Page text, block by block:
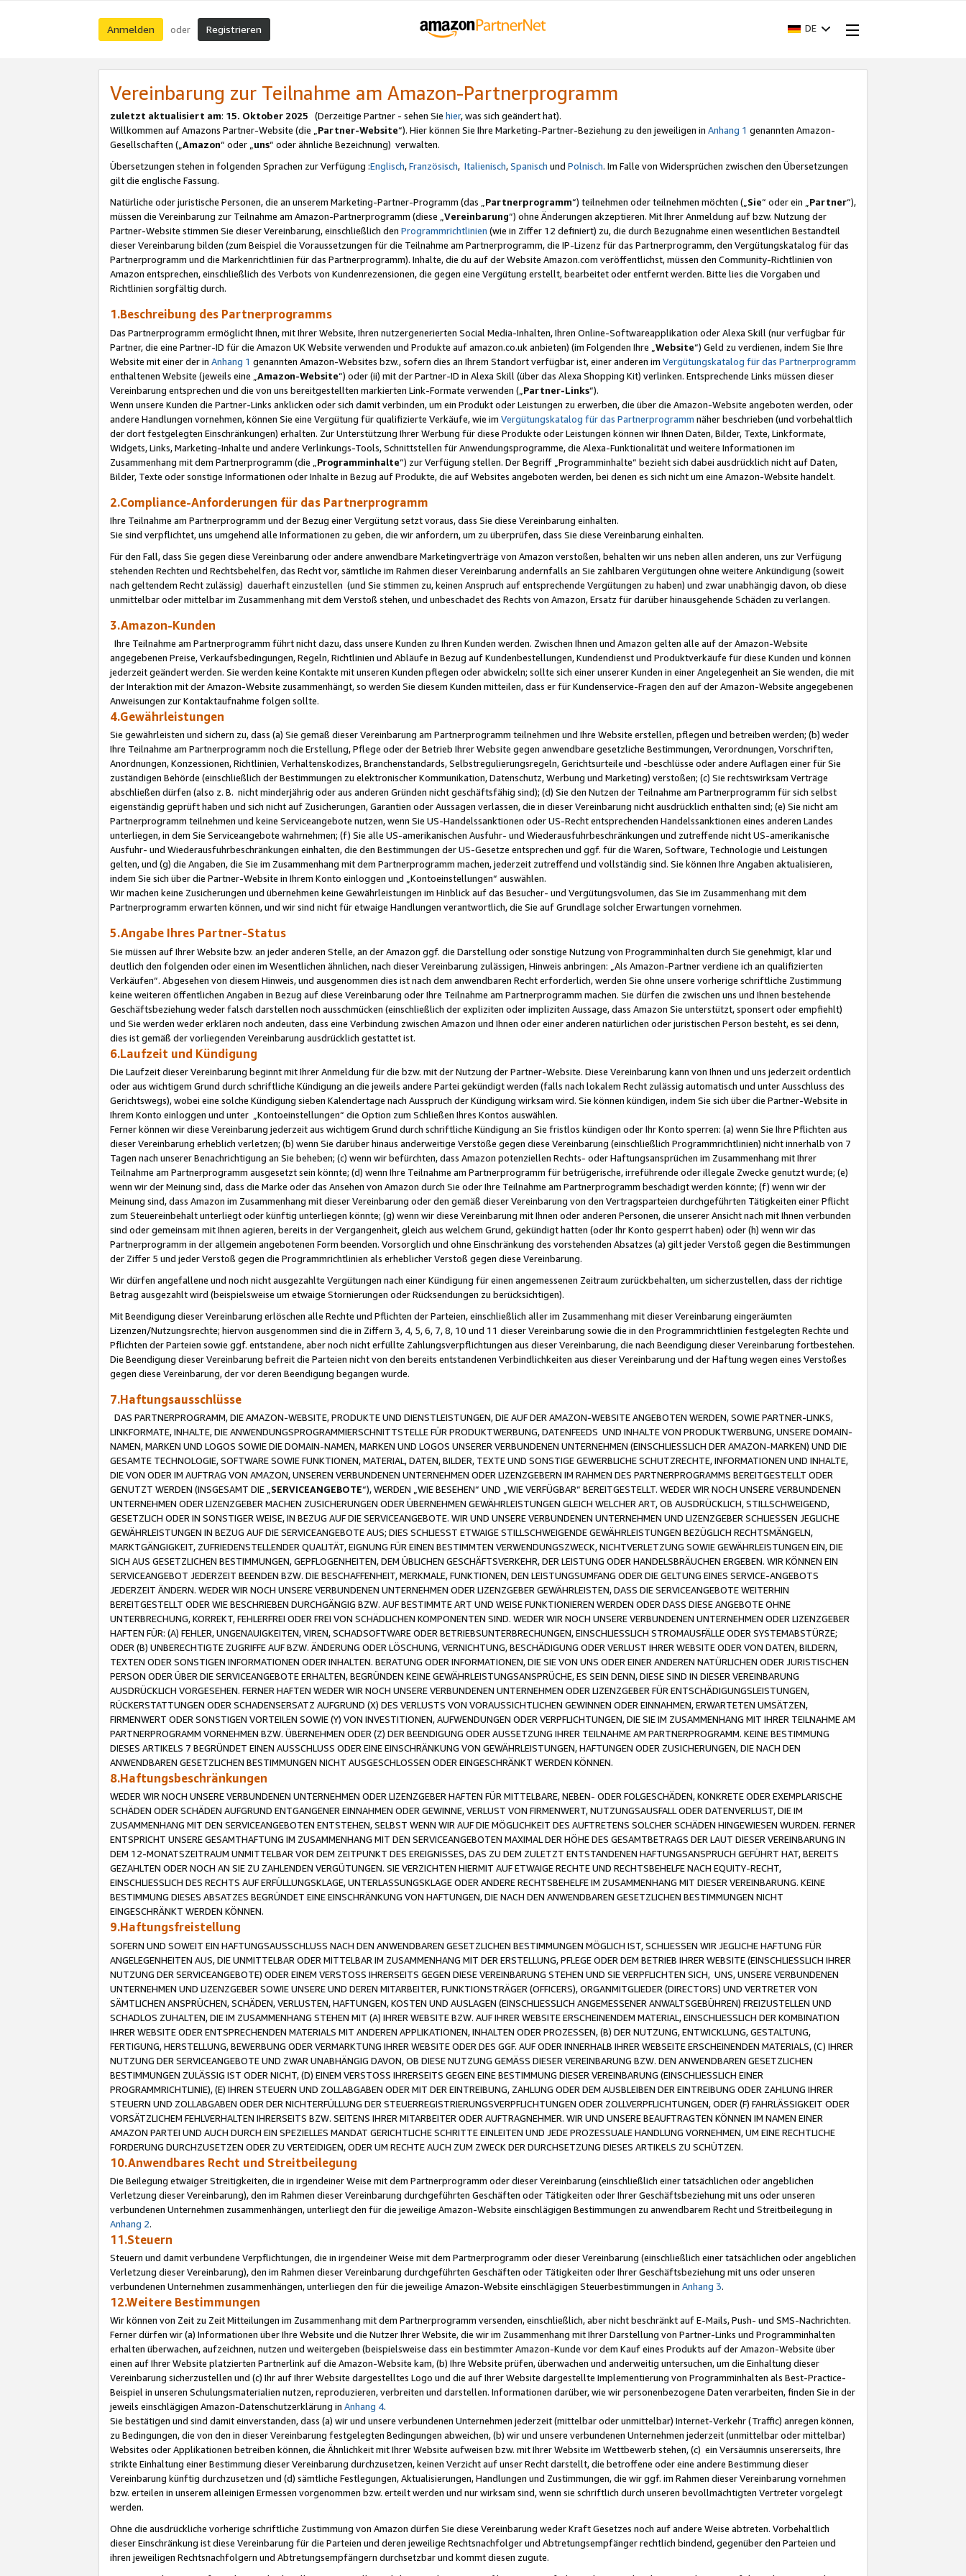
Anmelden oder Registrieren DE
Vereinbarung zur Teilnahme am Amazon-Partnerprogramm
zuletzt aktualisiert am: 15. Oktober 2025 (Derzeitige Partner - sehen Sie hier, was sich geändert hat).
Willkommen auf Amazons Partner-Website (die „Partner-Website“). Hier können Sie Ihre Marketing-Partner-Beziehung zu den jeweiligen in Anhang 1 genannten Amazon-
Gesellschaften („Amazon“ oder „uns“ oder ähnliche Bezeichnung) verwalten.
Übersetzungen stehen in folgenden Sprachen zur Verfügung :Englisch,Französisch, Italienisch,Spanisch und Polnisch. Im Falle von Widersprüchen zwischen den Übersetzungen
gilt die englische Fassung.
Natürliche oder juristische Personen, die an unserem Marketing-Partner-Programm (das „Partnerprogramm“) teilnehmen oder teilnehmen möchten („Sie“ oder ein „Partner“),
müssen die Vereinbarung zur Teilnahme am Amazon-Partnerprogramm (diese „Vereinbarung“) ohne Änderungen akzeptieren. Mit Ihrer Anmeldung auf bzw. Nutzung der
Partner-Website stimmen Sie dieser Vereinbarung, einschließlich den Programmrichtlinien (wie in Ziffer 12 definiert) zu, die durch Bezugnahme einen wesentlichen Bestandteil
dieser Vereinbarung bilden (zum Beispiel die Voraussetzungen für die Teilnahme am Partnerprogramm, die IP-Lizenz für das Partnerprogramm, den Vergütungskatalog für das
Partnerprogramm und die Markenrichtlinien für das Partnerprogramm). Inhalte, die du auf der Website Amazon.com veröffentlichst, müssen den Community-Richtlinien von
Amazon entsprechen, einschließlich des Verbots von Kundenrezensionen, die gegen eine Vergütung erstellt, bearbeitet oder entfernt werden. Bitte lies die Vorgaben und
Richtlinien sorgfältig durch.
1.Beschreibung des Partnerprogramms
Das Partnerprogramm ermöglicht Ihnen, mit Ihrer Website, Ihren nutzergenerierten Social Media-Inhalten, Ihren Online-Softwareapplikation oder Alexa Skill (nur verfügbar für
Partner, die eine Partner-ID für die Amazon UK Website verwenden und Produkte auf amazon.co.uk anbieten) (im Folgenden Ihre „ Website“) Geld zu verdienen, indem Sie Ihre
Website mit einer der in Anhang 1 genannten Amazon-Websites bzw., sofern dies an Ihrem Standort verfügbar ist, einer anderen im Vergütungskatalog für das Partnerprogramm
enthaltenen Website (jeweils eine „ Amazon-Website“) oder (ii) mit der Partner-ID in Alexa Skill (über das Alexa Shopping Kit) verlinken. Entsprechende Links müssen dieser
Vereinbarung entsprechen und die von uns bereitgestellten markierten Link-Formate verwenden („ Partner-Links“).
Wenn unsere Kunden die Partner-Links anklicken oder sich damit verbinden, um ein Produkt oder Leistungen zu erwerben, die über die Amazon-Website angeboten werden, oder
andere Handlungen vornehmen, können Sie eine Vergütung für qualifizierte Verkäufe, wie im Vergütungskatalog für das Partnerprogramm näher beschrieben (und vorbehaltlich
der dort festgelegten Einschränkungen) erhalten. Zur Unterstützung Ihrer Werbung für diese Produkte oder Leistungen können wir Ihnen Daten, Bilder, Texte, Linkformate,
Widgets, Links, Marketing-Inhalte und andere Verlinkungs-Tools, Schnittstellen für Anwendungsprogramme, die Alexa-Funktionalität und weitere Informationen im
Zusammenhang mit dem Partnerprogramm (die „ Programminhalte“) zur Verfügung stellen. Der Begriff „Programminhalte“ bezieht sich dabei ausdrücklich nicht auf Daten,
Bilder, Texte oder sonstige Informationen oder Inhalte in Bezug auf Produkte, die auf Websites angeboten werden, bei denen es sich nicht um eine Amazon-Website handelt.
2.Compliance-Anforderungen für das Partnerprogramm
Ihre Teilnahme am Partnerprogramm und der Bezug einer Vergütung setzt voraus, dass Sie diese Vereinbarung einhalten.
Sie sind verpflichtet, uns umgehend alle Informationen zu geben, die wir anfordern, um zu überprüfen, dass Sie diese Vereinbarung einhalten.
Für den Fall, dass Sie gegen diese Vereinbarung oder andere anwendbare Marketingverträge von Amazon verstoßen, behalten wir uns neben allen anderen, uns zur Verfügung
stehenden Rechten und Rechtsbehelfen, das Recht vor, sämtliche im Rahmen dieser Vereinbarung andernfalls an Sie zahlbaren Vergütungen ohne weitere Ankündigung (soweit
nach geltendem Recht zulässig) dauerhaft einzustellen (und Sie stimmen zu, keinen Anspruch auf entsprechende Vergütungen zu haben) und zwar unabhängig davon, ob diese
unmittelbar oder mittelbar im Zusammenhang mit dem Verstoß stehen, und unbeschadet des Rechts von Amazon, Ersatz für darüber hinausgehende Schäden zu verlangen.
3.Amazon-Kunden
Ihre Teilnahme am Partnerprogramm führt nicht dazu, dass unsere Kunden zu Ihren Kunden werden. Zwischen Ihnen und Amazon gelten alle auf der Amazon-Website
angegebenen Preise, Verkaufsbedingungen, Regeln, Richtlinien und Abläufe in Bezug auf Kundenbestellungen, Kundendienst und Produktverkäufe für diese Kunden und können
jederzeit geändert werden. Sie werden keine Kontakte mit unseren Kunden pflegen oder abwickeln; sollte sich einer unserer Kunden in einer Angelegenheit an Sie wenden, die mit
der Interaktion mit der Amazon-Website zusammenhängt, so werden Sie diesem Kunden mitteilen, dass er für Kundenservice-Fragen den auf der Amazon-Website angegebenen
Anweisungen zur Kontaktaufnahme folgen sollte.
4.Gewährleistungen
Sie gewährleisten und sichern zu, dass (a) Sie gemäß dieser Vereinbarung am Partnerprogramm teilnehmen und Ihre Website erstellen, pflegen und betreiben werden; (b) weder
Ihre Teilnahme am Partnerprogramm noch die Erstellung, Pflege oder der Betrieb Ihrer Website gegen anwendbare gesetzliche Bestimmungen, Verordnungen, Vorschriften,
Anordnungen, Konzessionen, Richtlinien, Verhaltenskodizes, Branchenstandards, Selbstregulierungsregeln, Gerichtsurteile und -beschlüsse oder andere Auflagen einer für Sie
zuständigen Behörde (einschließlich der Bestimmungen zu elektronischer Kommunikation, Datenschutz, Werbung und Marketing) verstoßen; (c) Sie rechtswirksam Verträge
abschließen dürfen (also z. B. nicht minderjährig oder aus anderen Gründen nicht geschäftsfähig sind); (d) Sie den Nutzen der Teilnahme am Partnerprogramm für sich selbst
eigenständig geprüft haben und sich nicht auf Zusicherungen, Garantien oder Aussagen verlassen, die in dieser Vereinbarung nicht ausdrücklich enthalten sind; (e) Sie nicht am
Partnerprogramm teilnehmen und keine Serviceangebote nutzen, wenn Sie US-Handelssanktionen oder US-Recht entsprechenden Handelssanktionen eines anderen Landes
unterliegen, in dem Sie Serviceangebote wahrnehmen; (f) Sie alle US-amerikanischen Ausfuhr- und Wiederausfuhrbeschränkungen und zutreffende nicht US-amerikanische
Ausfuhr- und Wiederausfuhrbeschränkungen einhalten, die den Bestimmungen der US-Gesetze entsprechen und ggf. für die Waren, Software, Technologie und Leistungen
gelten, und (g) die Angaben, die Sie im Zusammenhang mit dem Partnerprogramm machen, jederzeit zutreffend und vollständig sind. Sie können Ihre Angaben aktualisieren,
indem Sie sich über die Partner-Website in Ihrem Konto einloggen und „Kontoeinstellungen“ auswählen.
Wir machen keine Zusicherungen und übernehmen keine Gewährleistungen im Hinblick auf das Besucher- und Vergütungsvolumen, das Sie im Zusammenhang mit dem
Partnerprogramm erwarten können, und wir sind nicht für etwaige Handlungen verantwortlich, die Sie auf Grundlage solcher Erwartungen vornehmen.
5.Angabe Ihres Partner-Status
Sie müssen auf Ihrer Website bzw. an jeder anderen Stelle, an der Amazon ggf. die Darstellung oder sonstige Nutzung von Programminhalten durch Sie genehmigt, klar und
deutlich den folgenden oder einen im Wesentlichen ähnlichen, nach dieser Vereinbarung zulässigen, Hinweis anbringen: „Als Amazon-Partner verdiene ich an qualifizierten
Verkäufen“. Abgesehen von diesem Hinweis, und ausgenommen dies ist nach dem anwendbaren Recht erforderlich, werden Sie ohne unsere vorherige schriftliche Zustimmung
keine weiteren öffentlichen Angaben in Bezug auf diese Vereinbarung oder Ihre Teilnahme am Partnerprogramm machen. Sie dürfen die zwischen uns und Ihnen bestehende
Geschäftsbeziehung weder falsch darstellen noch ausschmücken (einschließlich der expliziten oder impliziten Aussage, dass Amazon Sie unterstützt, sponsert oder empfiehlt)
und Sie werden weder erklären noch andeuten, dass eine Verbindung zwischen Amazon und Ihnen oder einer anderen natürlichen oder juristischen Person besteht, es sei denn,
dies ist gemäß der vorliegenden Vereinbarung ausdrücklich gestattet ist.
6.Laufzeit und Kündigung
Die Laufzeit dieser Vereinbarung beginnt mit Ihrer Anmeldung für die bzw. mit der Nutzung der Partner-Website. Diese Vereinbarung kann von Ihnen und uns jederzeit ordentlich
oder aus wichtigem Grund durch schriftliche Kündigung an die jeweils andere Partei gekündigt werden (falls nach lokalem Recht zulässig automatisch und unter Ausschluss des
Gerichtswegs), wobei eine solche Kündigung sieben Kalendertage nach Ausspruch der Kündigung wirksam wird. Sie können kündigen, indem Sie sich über die Partner-Website in
Ihrem Konto einloggen und unter „Kontoeinstellungen“ die Option zum Schließen Ihres Kontos auswählen.
Ferner können wir diese Vereinbarung jederzeit aus wichtigem Grund durch schriftliche Kündigung an Sie fristlos kündigen oder Ihr Konto sperren: (a) wenn Sie Ihre Pflichten aus
dieser Vereinbarung erheblich verletzen; (b) wenn Sie darüber hinaus anderweitige Verstöße gegen diese Vereinbarung (einschließlich Programmrichtlinien) nicht innerhalb von 7
Tagen nach unserer Benachrichtigung an Sie beheben; (c) wenn wir befürchten, dass Amazon potenziellen Rechts- oder Haftungsansprüchen im Zusammenhang mit Ihrer
Teilnahme am Partnerprogramm ausgesetzt sein könnte; (d) wenn Ihre Teilnahme am Partnerprogramm für betrügerische, irreführende oder illegale Zwecke genutzt wurde; (e)
wenn wir der Meinung sind, dass die Marke oder das Ansehen von Amazon durch Sie oder Ihre Teilnahme am Partnerprogramm beschädigt werden könnte; (f) wenn wir der
Meinung sind, dass Amazon im Zusammenhang mit dieser Vereinbarung oder den gemäß dieser Vereinbarung von den Vertragsparteien durchgeführten Tätigkeiten einer Pflicht
zum Steuereinbehalt unterliegt oder künftig unterliegen könnte; (g) wenn wir diese Vereinbarung mit Ihnen oder anderen Personen, die unserer Ansicht nach mit Ihnen verbunden
sind oder gemeinsam mit Ihnen agieren, bereits in der Vergangenheit, gleich aus welchem Grund, gekündigt hatten (oder Ihr Konto gesperrt haben) oder (h) wenn wir das
Partnerprogramm in der allgemein angebotenen Form beenden. Vorsorglich und ohne Einschränkung des vorstehenden Absatzes (a) gilt jeder Verstoß gegen die Bestimmungen
der Ziffer 5 und jeder Verstoß gegen die Programmrichtlinien als erheblicher Verstoß gegen diese Vereinbarung.
Wir dürfen angefallene und noch nicht ausgezahlte Vergütungen nach einer Kündigung für einen angemessenen Zeitraum zurückbehalten, um sicherzustellen, dass der richtige
Betrag ausgezahlt wird (beispielsweise um etwaige Stornierungen oder Rücksendungen zu berücksichtigen).
Mit Beendigung dieser Vereinbarung erlöschen alle Rechte und Pflichten der Parteien, einschließlich aller im Zusammenhang mit dieser Vereinbarung eingeräumten
Lizenzen/Nutzungsrechte; hiervon ausgenommen sind die in Ziffern 3, 4, 5, 6, 7, 8, 10 und 11 dieser Vereinbarung sowie die in den Programmrichtlinien festgelegten Rechte und
Pflichten der Parteien sowie ggf. entstandene, aber noch nicht erfüllte Zahlungsverpflichtungen aus dieser Vereinbarung, die nach Beendigung dieser Vereinbarung fortbestehen.
Die Beendigung dieser Vereinbarung befreit die Parteien nicht von den bereits entstandenen Verbindlichkeiten aus dieser Vereinbarung und der Haftung wegen eines Verstoßes
gegen diese Vereinbarung, der vor deren Beendigung begangen wurde.
7.Haftungsausschlüsse
DAS PARTNERPROGRAMM, DIE AMAZON-WEBSITE, PRODUKTE UND DIENSTLEISTUNGEN, DIE AUF DER AMAZON-WEBSITE ANGEBOTEN WERDEN, SOWIE PARTNER-LINKS,
LINKFORMATE, INHALTE, DIE ANWENDUNGSPROGRAMMIERSCHNITTSTELLE FÜR PRODUKTWERBUNG, DATENFEEDS UND INHALTE VON PRODUKTWERBUNG, UNSERE DOMAIN-
NAMEN, MARKEN UND LOGOS SOWIE DIE DOMAIN-NAMEN, MARKEN UND LOGOS UNSERER VERBUNDENEN UNTERNEHMEN (EINSCHLIESSLICH DER AMAZON-MARKEN) UND DIE
GESAMTE TECHNOLOGIE, SOFTWARE SOWIE FUNKTIONEN, MATERIAL, DATEN, BILDER, TEXTE UND SONSTIGE GEWERBLICHE SCHUTZRECHTE, INFORMATIONEN UND INHALTE,
DIE VON ODER IM AUFTRAG VON AMAZON, UNSEREN VERBUNDENEN UNTERNEHMEN ODER LIZENZGEBERN IM RAHMEN DES PARTNERPROGRAMMS BEREITGESTELLT ODER
GENUTZT WERDEN (INSGESAMT DIE „ SERVICEANGEBOTE“), WERDEN „WIE BESEHEN“ UND „WIE VERFÜGBAR“ BEREITGESTELLT. WEDER WIR NOCH UNSERE VERBUNDENEN
UNTERNEHMEN ODER LIZENZGEBER MACHEN ZUSICHERUNGEN ODER ÜBERNEHMEN GEWÄHRLEISTUNGEN GLEICH WELCHER ART, OB AUSDRÜCKLICH, STILLSCHWEIGEND,
GESETZLICH ODER IN SONSTIGER WEISE, IN BEZUG AUF DIE SERVICEANGEBOTE. WIR UND UNSERE VERBUNDENEN UNTERNEHMEN UND LIZENZGEBER SCHLIESSEN JEGLICHE
GEWÄHRLEISTUNGEN IN BEZUG AUF DIE SERVICEANGEBOTE AUS; DIES SCHLIESST ETWAIGE STILLSCHWEIGENDE GEWÄHRLEISTUNGEN BEZÜGLICH RECHTSMÄNGELN,
MARKTGÄNGIGKEIT, ZUFRIEDENSTELLENDER QUALITÄT, EIGNUNG FÜR EINEN BESTIMMTEN VERWENDUNGSZWECK, NICHTVERLETZUNG SOWIE GEWÄHRLEISTUNGEN EIN, DIE
SICH AUS GESETZLICHEN BESTIMMUNGEN, GEPFLOGENHEITEN, DEM ÜBLICHEN GESCHÄFTSVERKEHR, DER LEISTUNG ODER HANDELSBRÄUCHEN ERGEBEN. WIR KÖNNEN EIN
SERVICEANGEBOT JEDERZEIT BEENDEN BZW. DIE BESCHAFFENHEIT, MERKMALE, FUNKTIONEN, DEN LEISTUNGSUMFANG ODER DIE GELTUNG EINES SERVICE-ANGEBOTS
JEDERZEIT ÄNDERN. WEDER WIR NOCH UNSERE VERBUNDENEN UNTERNEHMEN ODER LIZENZGEBER GEWÄHRLEISTEN, DASS DIE SERVICEANGEBOTE WEITERHIN
BEREITGESTELLT ODER WIE BESCHRIEBEN DURCHGÄNGIG BZW. AUF BESTIMMTE ART UND WEISE FUNKTIONIEREN WERDEN ODER DASS DIESE ANGEBOTE OHNE
UNTERBRECHUNG, KORREKT, FEHLERFREI ODER FREI VON SCHÄDLICHEN KOMPONENTEN SIND. WEDER WIR NOCH UNSERE VERBUNDENEN UNTERNEHMEN ODER LIZENZGEBER
HAFTEN FÜR: (A) FEHLER, UNGENAUIGKEITEN, VIREN, SCHADSOFTWARE ODER BETRIEBSUNTERBRECHUNGEN, EINSCHLIESSLICH STROMAUSFÄLLE ODER SYSTEMABSTÜRZE;
ODER (B) UNBERECHTIGTE ZUGRIFFE AUF BZW. ÄNDERUNG ODER LÖSCHUNG, VERNICHTUNG, BESCHÄDIGUNG ODER VERLUST IHRER WEBSITE ODER VON DATEN, BILDERN,
TEXTEN ODER SONSTIGEN INFORMATIONEN ODER INHALTEN. BERATUNG ODER INFORMATIONEN, DIE SIE VON UNS ODER EINER ANDEREN NATÜRLICHEN ODER JURISTISCHEN
PERSON ODER ÜBER DIE SERVICEANGEBOTE ERHALTEN, BEGRÜNDEN KEINE GEWÄHRLEISTUNGSANSPRÜCHE, ES SEIN DENN, DIESE SIND IN DIESER VEREINBARUNG
AUSDRÜCKLICH VORGESEHEN. FERNER HAFTEN WEDER WIR NOCH UNSERE VERBUNDENEN UNTERNEHMEN ODER LIZENZGEBER FÜR ENTSCHÄDIGUNGSLEISTUNGEN,
RÜCKERSTATTUNGEN ODER SCHADENSERSATZ AUFGRUND (X) DES VERLUSTS VON VORAUSSICHTLICHEN GEWINNEN ODER EINNAHMEN, ERWARTETEN UMSÄTZEN,
FIRMENWERT ODER SONSTIGEN VORTEILEN SOWIE (Y) VON INVESTITIONEN, AUFWENDUNGEN ODER VERPFLICHTUNGEN, DIE SIE IM ZUSAMMENHANG MIT IHRER TEILNAHME AM
PARTNERPROGRAMM VORNEHMEN BZW. ÜBERNEHMEN ODER (Z) DER BEENDIGUNG ODER AUSSETZUNG IHRER TEILNAHME AM PARTNERPROGRAMM. KEINE BESTIMMUNG
DIESES ARTIKELS 7 BEGRÜNDET EINEN AUSSCHLUSS ODER EINE EINSCHRÄNKUNG VON GEWÄHRLEISTUNGEN, HAFTUNGEN ODER ZUSICHERUNGEN, DIE NACH DEN
ANWENDBAREN GESETZLICHEN BESTIMMUNGEN NICHT AUSGESCHLOSSEN ODER EINGESCHRÄNKT WERDEN KÖNNEN.
8.Haftungsbeschränkungen
WEDER WIR NOCH UNSERE VERBUNDENEN UNTERNEHMEN ODER LIZENZGEBER HAFTEN FÜR MITTELBARE, NEBEN- ODER FOLGESCHÄDEN, KONKRETE ODER EXEMPLARISCHE
SCHÄDEN ODER SCHÄDEN AUFGRUND ENTGANGENER EINNAHMEN ODER GEWINNE, VERLUST VON FIRMENWERT, NUTZUNGSAUSFALL ODER DATENVERLUST, DIE IM
ZUSAMMENHANG MIT DEN SERVICEANGEBOTEN ENTSTEHEN, SELBST WENN WIR AUF DIE MÖGLICHKEIT DES AUFTRETENS SOLCHER SCHÄDEN HINGEWIESEN WURDEN. FERNER
ENTSPRICHT UNSERE GESAMTHAFTUNG IM ZUSAMMENHANG MIT DEN SERVICEANGEBOTEN MAXIMAL DER HÖHE DES GESAMTBETRAGS DER LAUT DIESER VEREINBARUNG IN
DEM 12-MONATSZEITRAUM UNMITTELBAR VOR DEM ZEITPUNKT DES EREIGNISSES, DAS ZU DEM ZULETZT ENTSTANDENEN HAFTUNGSANSPRUCH GEFÜHRT HAT, BEREITS
GEZAHLTEN ODER NOCH AN SIE ZU ZAHLENDEN VERGÜTUNGEN. SIE VERZICHTEN HIERMIT AUF ETWAIGE RECHTE UND RECHTSBEHELFE NACH EQUITY-RECHT,
EINSCHLIESSLICH DES RECHTS AUF ERFÜLLUNGSKLAGE, UNTERLASSUNGSKLAGE ODER ANDERE RECHTSBEHELFE IM ZUSAMMENHANG MIT DIESER VEREINBARUNG. KEINE
BESTIMMUNG DIESES ABSATZES BEGRÜNDET EINE EINSCHRÄNKUNG VON HAFTUNGEN, DIE NACH DEN ANWENDBAREN GESETZLICHEN BESTIMMUNGEN NICHT
EINGESCHRÄNKT WERDEN KÖNNEN.
9.Haftungsfreistellung
SOFERN UND SOWEIT EIN HAFTUNGSAUSSCHLUSS NACH DEN ANWENDBAREN GESETZLICHEN BESTIMMUNGEN MÖGLICH IST, SCHLIESSEN WIR JEGLICHE HAFTUNG FÜR
ANGELEGENHEITEN AUS, DIE UNMITTELBAR ODER MITTELBAR IM ZUSAMMENHANG MIT DER ERSTELLUNG, PFLEGE ODER DEM BETRIEB IHRER WEBSITE (EINSCHLIESSLICH IHRER
NUTZUNG DER SERVICEANGEBOTE) ODER EINEM VERSTOSS IHRERSEITS GEGEN DIESE VEREINBARUNG STEHEN UND SIE VERPFLICHTEN SICH, UNS, UNSERE VERBUNDENEN
UNTERNEHMEN UND LIZENZGEBER SOWIE UNSERE UND DEREN MITARBEITER, FUNKTIONSTRÄGER (OFFICERS), ORGANMITGLIEDER (DIRECTORS) UND VERTRETER VON
SÄMTLICHEN ANSPRÜCHEN, SCHÄDEN, VERLUSTEN, HAFTUNGEN, KOSTEN UND AUSLAGEN (EINSCHLIESSLICH ANGEMESSENER ANWALTSGEBÜHREN) FREIZUSTELLEN UND
SCHADLOS ZUHALTEN, DIE IM ZUSAMMENHANG STEHEN MIT (A) IHRER WEBSITE BZW. AUF IHRER WEBSITE ERSCHEINENDEM MATERIAL, EINSCHLIESSLICH DER KOMBINATION
IHRER WEBSITE ODER ENTSPRECHENDEN MATERIALS MIT ANDEREN APPLIKATIONEN, INHALTEN ODER PROZESSEN, (B) DER NUTZUNG, ENTWICKLUNG, GESTALTUNG,
FERTIGUNG, HERSTELLUNG, BEWERBUNG ODER VERMARKTUNG IHRER WEBSITE ODER DES GGF. AUF ODER INNERHALB IHRER WEBSEITE ERSCHEINENDEN MATERIALS, (C) IHRER
NUTZUNG DER SERVICEANGEBOTE UND ZWAR UNABHÄNGIG DAVON, OB DIESE NUTZUNG GEMÄSS DIESER VEREINBARUNG BZW. DEN ANWENDBAREN GESETZLICHEN
BESTIMMUNGEN ZULÄSSIG IST ODER NICHT, (D) EINEM VERSTOSS IHRERSEITS GEGEN EINE BESTIMMUNG DIESER VEREINBARUNG (EINSCHLIESSLICH EINER
PROGRAMMRICHTLINIE), (E) IHREN STEUERN UND ZOLLABGABEN ODER MIT DER EINTREIBUNG, ZAHLUNG ODER DEM AUSBLEIBEN DER EINTREIBUNG ODER ZAHLUNG IHRER
STEUERN UND ZOLLABGABEN ODER DER NICHTERFÜLLUNG DER STEUERREGISTRIERUNGSVERPFLICHTUNGEN ODER ZOLLVERPFLICHTUNGEN, ODER (F) FAHRLÄSSIGKEIT ODER
VORSÄTZLICHEM FEHLVERHALTEN IHRERSEITS BZW. SEITENS IHRER MITARBEITER ODER AUFTRAGNEHMER. WIR UND UNSERE BEAUFTRAGTEN KÖNNEN IM NAMEN EINER
AMAZON PARTEI UND AUCH DURCH EIN SPEZIELLES MANDAT GERICHTLICHE SCHRITTE EINLEITEN UND JEDE PROZESSUALE HANDLUNG VORNEHMEN, UM EINE RECHTLICHE
FORDERUNG DURCHZUSETZEN ODER ZU VERTEIDIGEN, ODER UM RECHTE AUCH ZUM ZWECK DER DURCHSETZUNG DIESES ARTIKELS ZU SCHÜTZEN.
10.Anwendbares Recht und Streitbeilegung
Die Beilegung etwaiger Streitigkeiten, die in irgendeiner Weise mit dem Partnerprogramm oder dieser Vereinbarung (einschließlich einer tatsächlichen oder angeblichen
Verletzung dieser Vereinbarung), den im Rahmen dieser Vereinbarung durchgeführten Geschäften oder Tätigkeiten oder Ihrer Geschäftsbeziehung mit uns oder unseren
verbundenen Unternehmen zusammenhängen, unterliegt den für die jeweilige Amazon-Website einschlägigen Bestimmungen zu anwendbarem Recht und Streitbeilegung in
Anhang 2.
11.Steuern
Steuern und damit verbundene Verpflichtungen, die in irgendeiner Weise mit dem Partnerprogramm oder dieser Vereinbarung (einschließlich einer tatsächlichen oder angeblichen
Verletzung dieser Vereinbarung), den im Rahmen dieser Vereinbarung durchgeführten Geschäften oder Tätigkeiten oder Ihrer Geschäftsbeziehung mit uns oder unseren
verbundenen Unternehmen zusammenhängen, unterliegen den für die jeweilige Amazon-Website einschlägigen Steuerbestimmungen in Anhang 3.
12.Weitere Bestimmungen
Wir können von Zeit zu Zeit Mitteilungen im Zusammenhang mit dem Partnerprogramm versenden, einschließlich, aber nicht beschränkt auf E-Mails, Push- und SMS-Nachrichten.
Ferner dürfen wir (a) Informationen über Ihre Website und die Nutzer Ihrer Website, die wir im Zusammenhang mit Ihrer Darstellung von Partner-Links und Programminhalten
erhalten überwachen, aufzeichnen, nutzen und weitergeben (beispielsweise dass ein bestimmter Amazon-Kunde vor dem Kauf eines Produkts auf der Amazon-Website über
einen auf Ihrer Website platzierten Partnerlink auf die Amazon-Website kam, (b) Ihre Website prüfen, überwachen und anderweitig untersuchen, um die Einhaltung dieser
Vereinbarung sicherzustellen und (c) Ihr auf Ihrer Website dargestelltes Logo und die auf Ihrer Website dargestellte Implementierung von Programminhalten als Best-Practice-
Beispiel in unseren Schulungsmaterialien nutzen, reproduzieren, verbreiten und darstellen. Informationen darüber, wie wir personenbezogene Daten verarbeiten, finden Sie in der
jeweils einschlägigen Amazon-Datenschutzerklärung in Anhang 4.
Sie bestätigen und sind damit einverstanden, dass (a) wir und unsere verbundenen Unternehmen jederzeit (mittelbar oder unmittelbar) Internet-Verkehr (Traffic) anregen können,
zu Bedingungen, die von den in dieser Vereinbarung festgelegten Bedingungen abweichen, (b) wir und unsere verbundenen Unternehmen jederzeit (unmittelbar oder mittelbar)
Websites oder Applikationen betreiben können, die Ähnlichkeit mit Ihrer Website aufweisen bzw. mit Ihrer Website im Wettbewerb stehen, (c) ein Versäumnis unsererseits, Ihre
strikte Einhaltung einer Bestimmung dieser Vereinbarung durchzusetzen, keinen Verzicht auf unser Recht darstellt, die betroffene oder eine andere Bestimmung dieser
Vereinbarung künftig durchzusetzen und (d) sämtliche Festlegungen, Aktualisierungen, Handlungen und Zustimmungen, die wir ggf. im Rahmen dieser Vereinbarung vornehmen
bzw. erteilen in unserem alleinigen Ermessen vorgenommen bzw. erteilt werden und nur wirksam sind, wenn sie schriftlich durch unseren bevollmächtigten Vertreter vorgelegt
werden.
Ohne die ausdrückliche vorherige schriftliche Zustimmung von Amazon dürfen Sie diese Vereinbarung weder Kraft Gesetzes noch auf andere Weise abtreten. Vorbehaltlich
dieser Einschränkung ist diese Vereinbarung für die Parteien und deren jeweilige Rechtsnachfolger und Abtretungsempfänger rechtlich bindend, gegenüber den Parteien und
ihren jeweiligen Rechtsnachfolgern und Abtretungsempfängern durchsetzbar und kommt diesen zugute.